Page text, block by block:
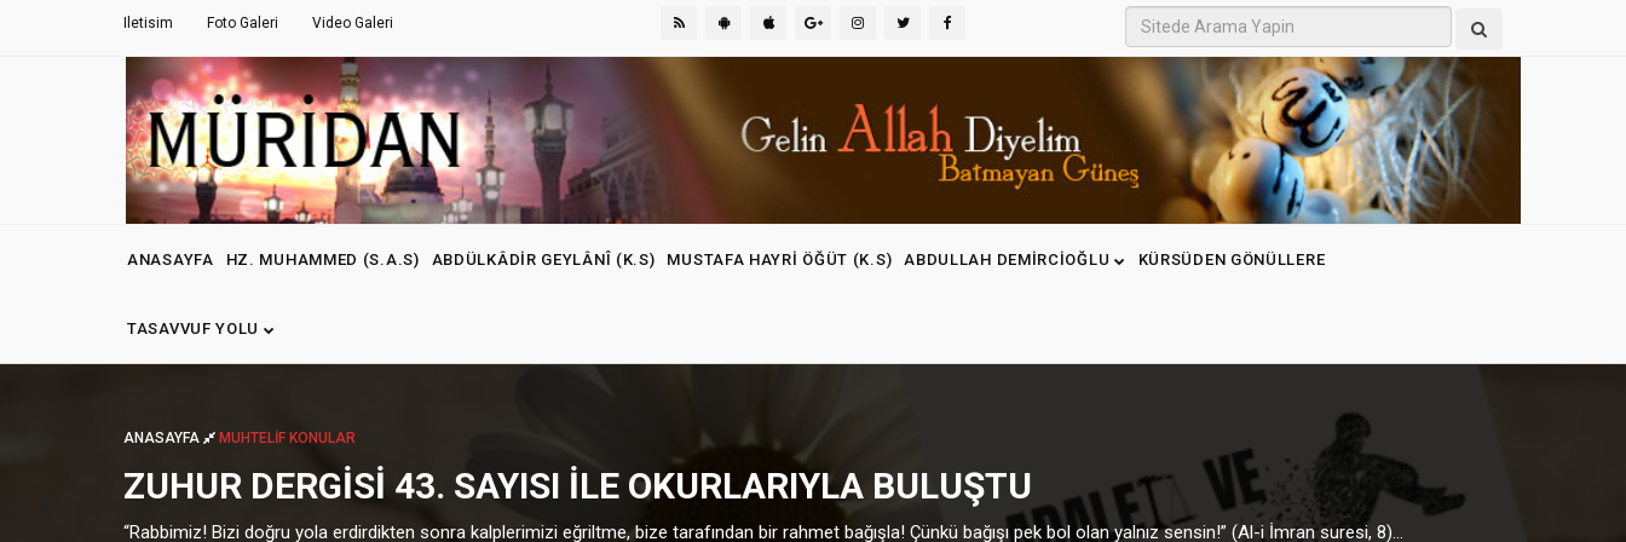
Iletisim Foto Galeri Video Galeri
ANASAYFA HZ. MUHAMMED (S.A.S) ABDÜLKÂDIR GEYLÂNÎ (K.S) MUSTAFA HAYRI ÖĞÜT (K.S) ABDULLAH DEMIRCIOĞLU KÜRSÜDEN GÖNÜLLERE
TASAVVUF YOLU
ANASAYFA MUHTELIF KONULAR
ZUHUR DERGİSİ 43. SAYISI ILE OKURLARIYLA BULUŞTU
“Rabbimiz! Bizi doğru yola erdirdikten sonra kalplerimizi eğriltme, bize tarafından bir rahmet bağışla! Çünkü bağışı pek bol olan yalnız sensin!” (Al-i İmran suresi, 8)...